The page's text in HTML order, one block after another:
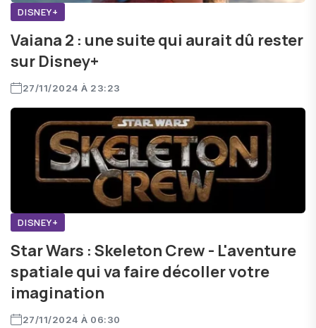
DISNEY+
Vaiana 2 : une suite qui aurait dû rester
sur Disney+
27/11/2024 À 23:23
DISNEY+
Star Wars : Skeleton Crew - L'aventure
spatiale qui va faire décoller votre
imagination
27/11/2024 À 06:30